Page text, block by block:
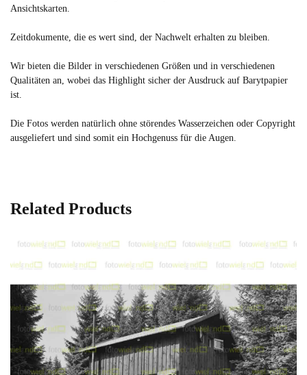
Ansichtskarten.
Zeitdokumente, die es wert sind, der Nachwelt erhalten zu bleiben.
Wir bieten die Bilder in verschiedenen Größen und in verschiedenen
Qualitäten an, wobei das Highlight sicher der Ausdruck auf Barytpapier
ist.
Die Fotos werden natürlich ohne störendes Wasserzeichen oder Copyright
ausgeliefert und sind somit ein Hochgenuss für die Augen.
Related Products